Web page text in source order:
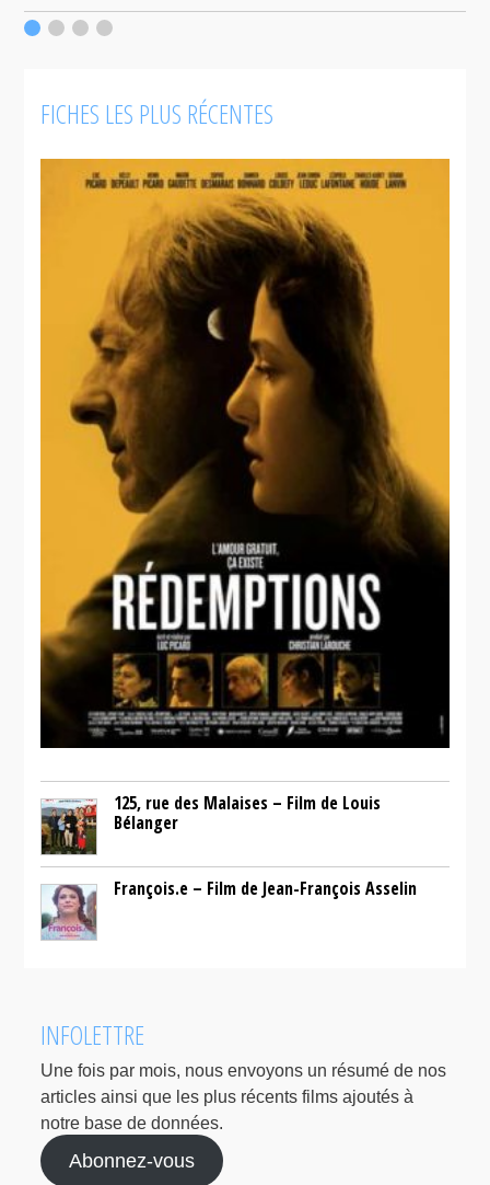
FICHES LES PLUS RÉCENTES
125, rue des Malaises – Film de Louis
Bélanger
François.e – Film de Jean-François Asselin
INFOLETTRE
Une fois par mois, nous envoyons un résumé de nos
articles ainsi que les plus récents films ajoutés à
notre base de données.
Abonnez-vous